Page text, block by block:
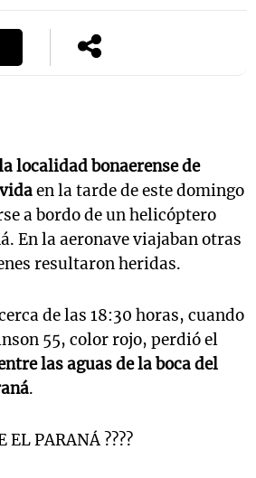
localidad bonaerense de
en la tarde de este domingo
a bordo de un helicóptero
En la aeronave viajaban otras
resultaron heridas.
de las 18:30 horas, cuando
55, color rojo, perdió el
las aguas de la boca del
.
EL PARANÁ ????